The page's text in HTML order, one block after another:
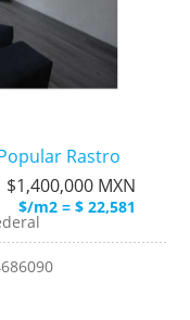
Rastro
$1,400,000 MXN
$/m2 = $ 22,581